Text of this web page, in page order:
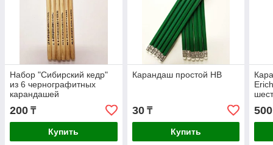
Набор "Сибирский кедр"
из 6 чернографитных
карандашей
200 ₸
Купить
Карандаш простой НВ
30₸
Купить
500